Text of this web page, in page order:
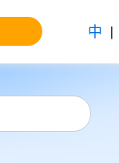
中 |